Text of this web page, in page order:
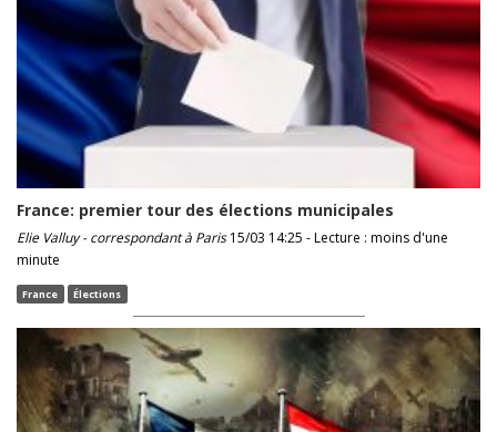
France: premier tour des élections municipales
Elie Valluy - correspondant à Paris15/03 14:25 - Lecture : moins d'une
minute
France Élections